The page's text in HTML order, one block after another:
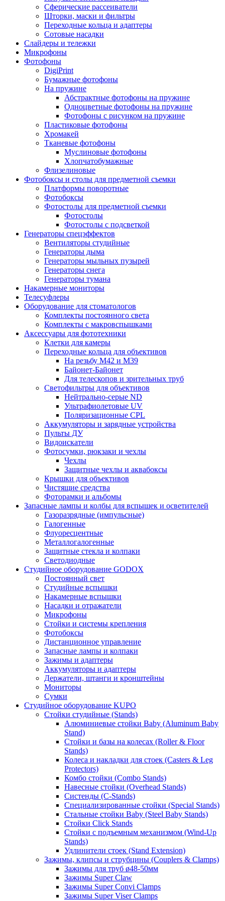
Сферические рассеиватели
Шторки, маски и фильтры
Переходные кольца и адаптеры
Сотовые насадки
Слайдеры и тележки
Микрофоны
Фотофоны
DigiPrint
Бумажные фотофоны
На пружине
Абстрактные фотофоны на пружине
Одноцветные фотофоны на пружине
Фотофоны с рисунком на пружине
Пластиковые фотофоны
Хромакей
Тканевые фотофоны
Муслиновые фотофоны
Хлопчатобумажные
Флизелиновые
Фотобоксы и столы для предметной съемки
Платформы поворотные
Фотобоксы
Фотостолы для предметной съемки
Фотостолы
Фотостолы с подсветкой
Генераторы спецэффектов
Вентиляторы студийные
Генераторы дыма
Генераторы мыльных пузырей
Генераторы снега
Генераторы тумана
Накамерные мониторы
Телесуфлеры
Оборудование для стоматологов
Комплекты постоянного света
Комплекты с макровспышками
Аксессуары для фототехники
Клетки для камеры
Переходные кольца для объективов
На резьбу М42 и М39
Байонет-Байонет
Для телескопов и зрительных труб
Светофильтры для объективов
Нейтрально-серые ND
Ультрафиолетовые UV
Поляризационные CPL
Аккумуляторы и зарядные устройства
Пульты ДУ
Видоискатели
Фотосумки, рюкзаки и чехлы
Чехлы
Защитные чехлы и аквабоксы
Крышки для объективов
Чистящие средства
Фоторамки и альбомы
Запасные лампы и колбы для вспышек и осветителей
Газоразрядные (импульсные)
Галогенные
Флуоресцентные
Металлогалогенные
Защитные стекла и колпаки
Светодиодные
Студийное оборудование GODOX
Постоянный свет
Студийные вспышки
Накамерные вспышки
Насадки и отражатели
Микрофоны
Стойки и системы крепления
Фотобоксы
Дистанционное управление
Запасные лампы и колпаки
Зажимы и адаптеры
Аккумуляторы и адаптеры
Держатели, штанги и кронштейны
Мониторы
Сумки
Студийное оборудование KUPO
Стойки студийные (Stands)
Алюминиевые стойки Baby (Aluminum Baby
Stand)
Стойки и базы на колесах (Roller & Floor
Stands)
Колеса и накладки для стоек (Casters & Leg
Protectors)
Комбо стойки (Combo Stands)
Навесные стойки (Overhead Stands)
Систенды (C-Stands)
Специализированные стойки (Special Stands)
Стальные стойки Baby (Steel Baby Stands)
Стойки Click Stands
Стойки с подъемным механизмом (Wind-Up
Stands)
Удлинители стоек (Stand Extension)
Зажимы, клипсы и струбцины (Couplers & Clamps)
Зажимы для труб ø48-50мм
Зажимы Super Claw
Зажимы Super Convi Clamps
Зажимы Super Viser Clamps